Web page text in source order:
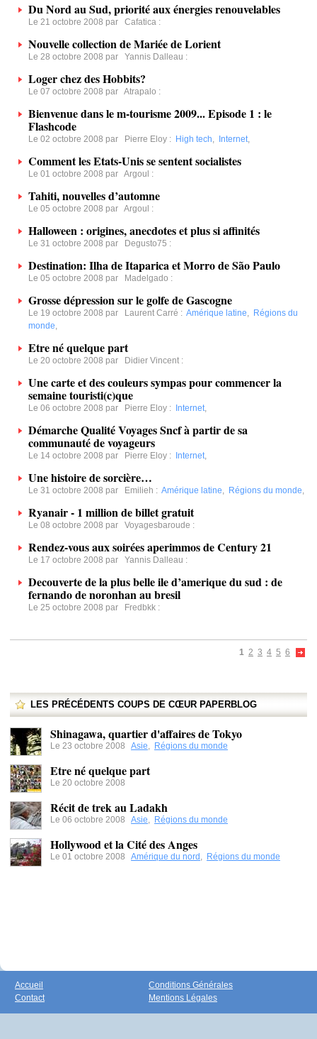
Du Nord au Sud, priorité aux énergies renouvelables
Le 21 octobre 2008 par Cafatica :
Nouvelle collection de Mariée de Lorient
Le 28 octobre 2008 par Yannis Dalleau :
Loger chez des Hobbits?
Le 07 octobre 2008 par Atrapalo :
Bienvenue dans le m-tourisme 2009... Episode 1 : le
Flashcode
Le 02 octobre 2008 par Pierre Eloy : High tech, Internet,
Comment les Etats-Unis se sentent socialistes
Le 01 octobre 2008 par Argoul :
Tahiti, nouvelles d’automne
Le 05 octobre 2008 par Argoul :
Halloween : origines, anecdotes et plus si affinités
Le 31 octobre 2008 par Degusto75 :
Destination: Ilha de Itaparica et Morro de São Paulo
Le 05 octobre 2008 par Madelgado :
Grosse dépression sur le golfe de Gascogne
Le 19 octobre 2008 par Laurent Carré : Amérique latine, Régions du
monde,
Etre né quelque part
Le 20 octobre 2008 par Didier Vincent :
Une carte et des couleurs sympas pour commencer la
semaine touristi(c)que
Le 06 octobre 2008 par Pierre Eloy : Internet,
Démarche Qualité Voyages Sncf à partir de sa
communauté de voyageurs
Le 14 octobre 2008 par Pierre Eloy : Internet,
Une histoire de sorcière…
Le 31 octobre 2008 par Emilieh : Amérique latine, Régions du monde,
Ryanair - 1 million de billet gratuit
Le 08 octobre 2008 par Voyagesbaroude :
Rendez-vous aux soirées aperimmos de Century 21
Le 17 octobre 2008 par Yannis Dalleau :
Decouverte de la plus belle ile d’amerique du sud : de
fernando de noronhan au bresil
Le 25 octobre 2008 par Fredbkk :
1 2 3 4 5 6
LES PRÉCÉDENTS COUPS DE CŒUR PAPERBLOG
Shinagawa, quartier d'affaires de Tokyo
Le 23 octobre 2008 Asie, Régions du monde
Etre né quelque part
Le 20 octobre 2008
Récit de trek au Ladakh
Le 06 octobre 2008 Asie, Régions du monde
Hollywood et la Cité des Anges
Le 01 octobre 2008 Amérique du nord , Régions du monde
Accueil
Contact
Conditions Générales
Mentions Légales